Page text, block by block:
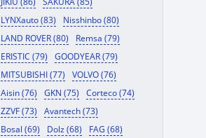
LYNXauto (83)
Nisshinbo (80)
LAND ROVER (80)
Remsa (79)
ERISTIC (79)
GOODYEAR (79)
MITSUBISHI (77)
VOLVO (76)
Aisin (76)
GKN (75)
Corteco (74)
ZZVF (73)
Avantech (73)
Bosal (69)
Dolz (68)
FAG (68)